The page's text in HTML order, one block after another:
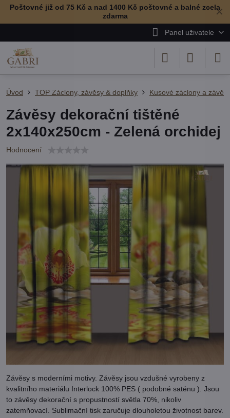
✕
Poštovné již od 75 Kč a nad 1400 Kč poštovné a balné zcela
zdarma
Panel uživatele
Úvod TOP Záclony, závěsy & doplňky Kusové záclony a
Závěsy dekorační tištěné
2x140x250cm - Zelená orchidej
Hodnocení
Závěsy s moderními motivy. Závěsy jsou vzdušné vyrobeny z
kvalitního materiálu Interlock 100% PES ( podobné saténu ). Jsou
to závěsy dekorační s propustností světla 70%, nikoliv
zatemňovací. Sublimační tisk zaručuje dlouholetou životnost barev.